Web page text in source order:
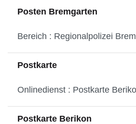
Posten Bremgarten
Bereich : Regionalpolizei
Postkarte
Onlinedienst : Postkarte
Postkarte Berikon